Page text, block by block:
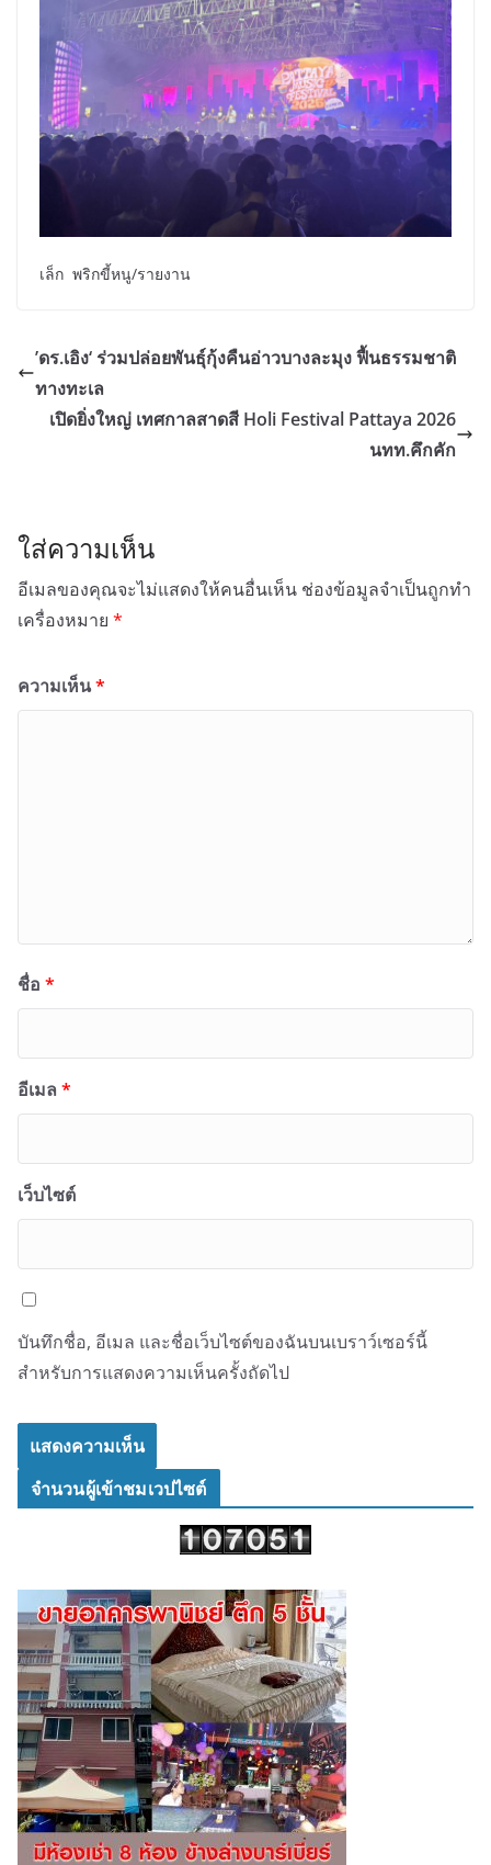
เล็ก พริกขี้หนู/รายงาน
’ดร.เอิง‘ ร่วมปล่อยพันธุ์กุ้งคืนอ่าวบางละมุง ฟื้นธรรมชาติ
ทางทะเล
เปิดยิ่งใหญ่ เทศกาลสาดสี Holi Festival Pattaya 2026
นทท.คึกคัก
ใส่ความเห็น
อีเมลของคุณจะไม่แสดงให้คนอื่นเห็น ช่องข้อมูลจำเป็นถูกทำ
เครื่องหมาย *
ความเห็น*
ชื่อ *
อีเมล *
เว็บไซต์
บันทึกชื่อ, อีเมล และชื่อเว็บไซต์ของฉันบนเบราว์เซอร์นี้
สำหรับการแสดงความเห็นครั้งถัดไป
จำนวนผู้เข้าชมเวปไซต์